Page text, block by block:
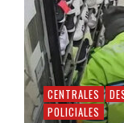
CENTRALES
POLICIALES